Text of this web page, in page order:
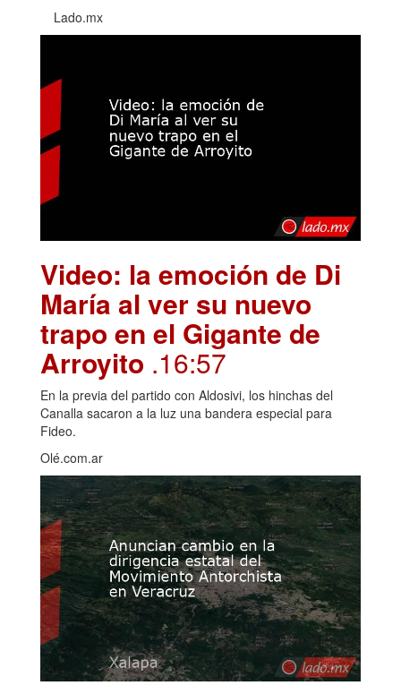
Lado.mx
Video: la emoción de Di
María al ver su nuevo
trapo en el Gigante de
Arroyito .16:57
En la previa del partido con Aldosivi, los hinchas del
Canalla sacaron a la luz una bandera especial para
Fideo.
Olé.com.ar